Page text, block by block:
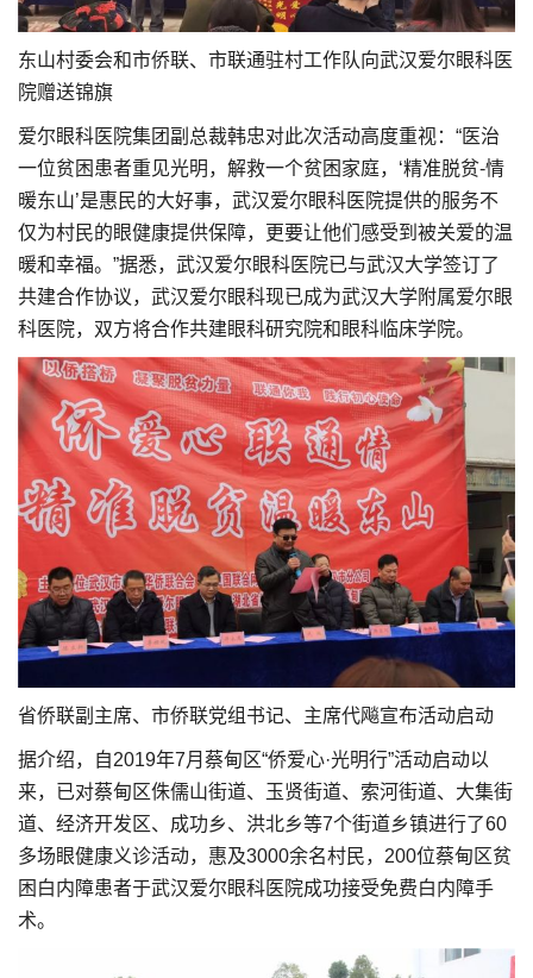
东山村委会和市侨联、市联通驻村工作队向武汉爱尔眼科医
院赠送锦旗
爱尔眼科医院集团副总裁韩忠对此次活动高度重视：“医治
一位贫困患者重见光明，解救一个贫困家庭，‘精准脱贫-情
暖东山’是惠民的大好事，武汉爱尔眼科医院提供的服务不
仅为村民的眼健康提供保障，更要让他们感受到被关爱的温
暖和幸福。”据悉，武汉爱尔眼科医院已与武汉大学签订了
共建合作协议，武汉爱尔眼科现已成为武汉大学附属爱尔眼
科医院，双方将合作共建眼科研究院和眼科临床学院。
省侨联副主席、市侨联党组书记、主席代飚宣布活动启动
据介绍，自2019年7月蔡甸区“侨爱心·光明行”活动启动以
来，已对蔡甸区侏儒山街道、玉贤街道、索河街道、大集街
道、经济开发区、成功乡、洪北乡等7个街道乡镇进行了60
多场眼健康义诊活动，惠及3000余名村民，200位蔡甸区贫
困白内障患者于武汉爱尔眼科医院成功接受免费白内障手
术。